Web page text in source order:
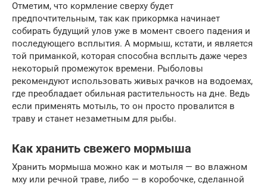
Отметим, что кормление сверху будет
предпочтительным, так как прикормка начинает
собирать будущий улов уже в момент своего падения и
последующего всплытия. А мормыш, кстати, и является
той приманкой, которая способна всплыть даже через
некоторый промежуток времени. Рыболовы
рекомендуют использовать живых рачков на водоемах,
где преобладает обильная растительность на дне. Ведь
если применять мотыль, то он просто провалится в
траву и станет незаметным для рыбы.
Как хранить свежего мормыша
Хранить мормыша можно как и мотыля — во влажном
мху или речной траве, либо — в коробочке, сделанной